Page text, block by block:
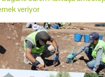
veriyor